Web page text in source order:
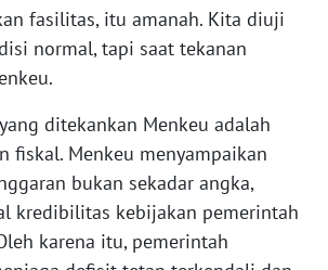
fasilitas, itu amanah. Kita diuji
normal, tapi saat tekanan
ditekankan Menkeu adalah
fiskal. Menkeu menyampaikan
bukan sekadar angka,
kredibilitas kebijakan pemerintah
karena itu, pemerintah